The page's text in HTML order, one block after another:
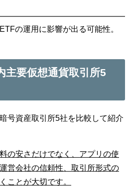
の運用に影響が出る可能性。
主要仮想通貨取引所5
号資産取引所5社を比較して紹介
の安さだけでなく、アプリの使
営会社の信頼性、取引所形式の
ことが大切です。